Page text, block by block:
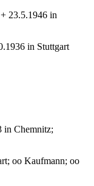
23.5.1946 in
in Stuttgart
in Chemnitz;
oo Kaufmann; oo